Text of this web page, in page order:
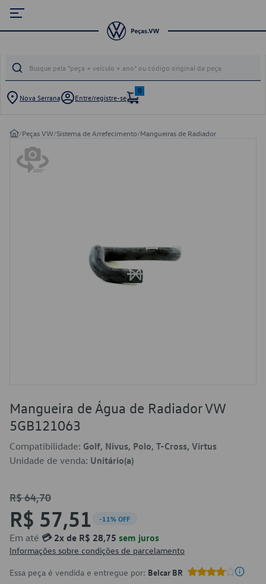
Nova Serrana Entre/registre-se
0
/Peças VW/Sistema de Arrefecimento/Mangueiras de Radiador
Mangueira de Água de Radiador VW
5GB121063
Compatibilidade: Golf, Nivus, Polo, T-Cross, Virtus
Unidade de venda: Unitário(a)
R$ 64,70
R$ 57,51 -11% OFF
Em até 💳 2x de R$ 28,75 sem juros
Informações sobre condições de parcelamento
Essa peça é vendida e entregue por: Belcar BR